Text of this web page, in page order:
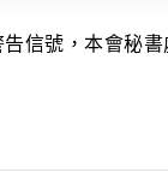
信號，本會秘書